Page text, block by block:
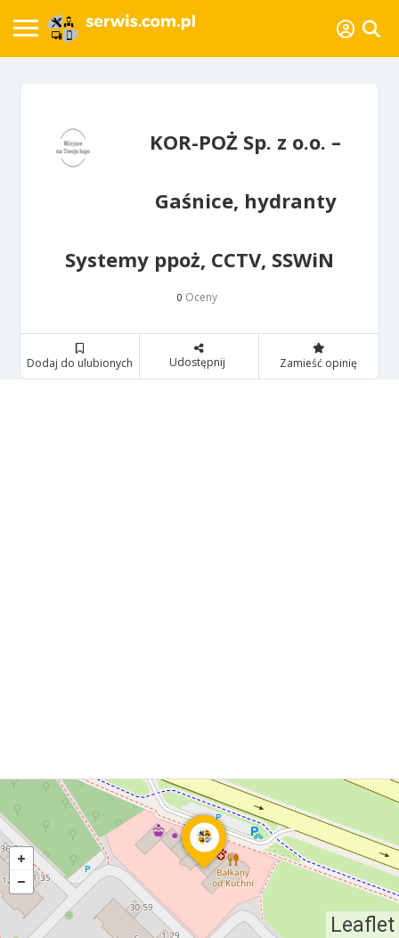
KOR-POŻ Sp. z o.o. –
Gaśnice, hydranty
Systemy ppoż, CCTV, SSWiN
0 Oceny
Dodaj do ulubionych Udostępnij Zamieść opinię
Leaflet